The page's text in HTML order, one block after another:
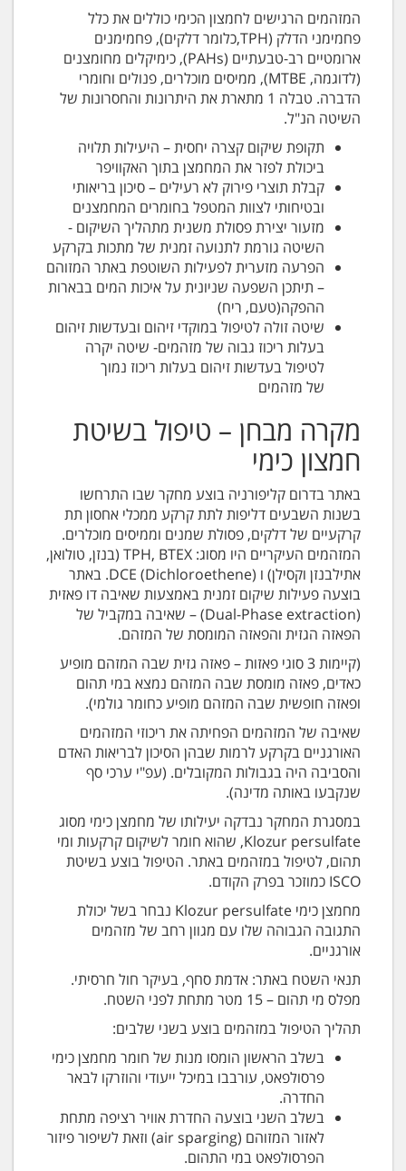
המזהמים הרגישים לחמצון הכימי כוללים את כלל
פחמימני הדלק (TPH,כלומר דלקים), פחמימנים
ארומטיים רב-טבעתיים (PAHs), כימיקלים מחומצנים
(לדוגמה, MTBE), ממיסים מוכלרים, פנולים וחומרי
הדברה. טבלה 1 מתארת את היתרונות והחסרונות של
השיטה הנ"ל.
תקופת שיקום קצרה יחסית – היעילות תלויה
ביכולת לפזר את המחמצן בתוך האקוויפר
קבלת תוצרי פירוק לא רעילים – סיכון בריאותי
ובטיחותי לצוות המטפל בחומרים המחמצנים
מזעור יצירת פסולת משנית מתהליך השיקום -
השיטה גורמת לתנועה זמנית של מתכות בקרקע
הפרעה מזערית לפעילות השוטפת באתר המזוהם
– תיתכן השפעה שניונית על איכות המים בבארות
ההפקה(טעם, ריח)
שיטה זולה לטיפול במוקדי זיהום ובעדשות זיהום
בעלות ריכוז גבוה של מזהמים- שיטה יקרה
לטיפול בעדשות זיהום בעלות ריכוז נמוך
של מזהמים
מקרה מבחן – טיפול בשיטת
חמצון כימי
באתר בדרום קליפורניה בוצע מחקר שבו התרחשו
בשנות השבעים דליפות לתת קרקע ממכלי אחסון תת
קרקעיים של דלקים, פסולת שמנים וממיסים מוכלרים.
המזהמים העיקריים היו מסוג: TPH, BTEX (בנזן, טולואן,
אתילבנזן וקסילן) ו DCE (Dichloroethene). באתר
בוצעה פעילות שיקום זמנית באמצעות שאיבה דו פאזית
(Dual-Phase extraction) – שאיבה במקביל של
הפאזה הגזית והפאזה המומסת של המזהם.
(קיימות 3 סוגי פאזות – פאזה גזית שבה המזהם מופיע
כאדים, פאזה מומסת שבה המזהם נמצא במי תהום
ופאזה חופשית שבה המזהם מופיע כחומר גולמי).
שאיבה של המזהמים הפחיתה את ריכוזי המזהמים
האורגניים בקרקע לרמות שבהן הסיכון לבריאות האדם
והסביבה היה בגבולות המקובלים. (עפ"י ערכי סף
שנקבעו באותה מדינה).
במסגרת המחקר נבדקה יעילותו של מחמצן כימי מסוג
Klozur persulfate, שהוא חומר לשיקום קרקעות ומי
תהום, לטיפול במזהמים באתר. הטיפול בוצע בשיטת
ISCO כמוזכר בפרק הקודם.
מחמצן כימי Klozur persulfate נבחר בשל יכולת
התגובה הגבוהה שלו עם מגוון רחב של מזהמים
אורגניים.
תנאי השטח באתר: אדמת סחף, בעיקר חול חרסיתי.
מפלס מי תהום – 15 מטר מתחת לפני השטח.
תהליך הטיפול במזהמים בוצע בשני שלבים:
בשלב הראשון הומסו מנות של חומר מחמצן כימי
פרסולפאט, עורבבו במיכל ייעודי והוזרקו לבאר
החדרה.
בשלב השני בוצעה החדרת אוויר רציפה מתחת
לאזור המזוהם (air sparging) וזאת לשיפור פיזור
הפרסולפאט במי התהום.